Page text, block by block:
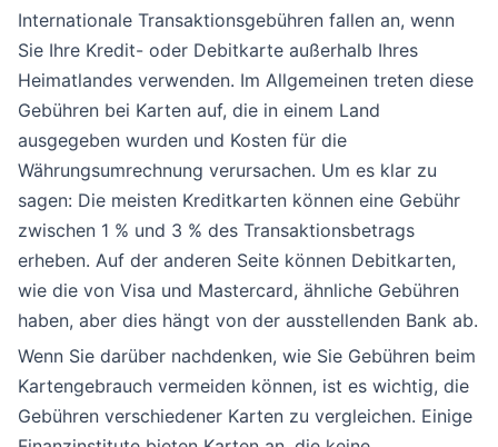
Internationale Transaktionsgebühren fallen an, wenn
Sie Ihre Kredit- oder Debitkarte außerhalb Ihres
Heimatlandes verwenden. Im Allgemeinen treten diese
Gebühren bei Karten auf, die in einem Land
ausgegeben wurden und Kosten für die
Währungsumrechnung verursachen. Um es klar zu
sagen: Die meisten Kreditkarten können eine Gebühr
zwischen 1 % und 3 % des Transaktionsbetrags
erheben. Auf der anderen Seite können Debitkarten,
wie die von Visa und Mastercard, ähnliche Gebühren
haben, aber dies hängt von der ausstellenden Bank ab.
Wenn Sie darüber nachdenken, wie Sie Gebühren beim
Kartengebrauch vermeiden können, ist es wichtig, die
Gebühren verschiedener Karten zu vergleichen. Einige